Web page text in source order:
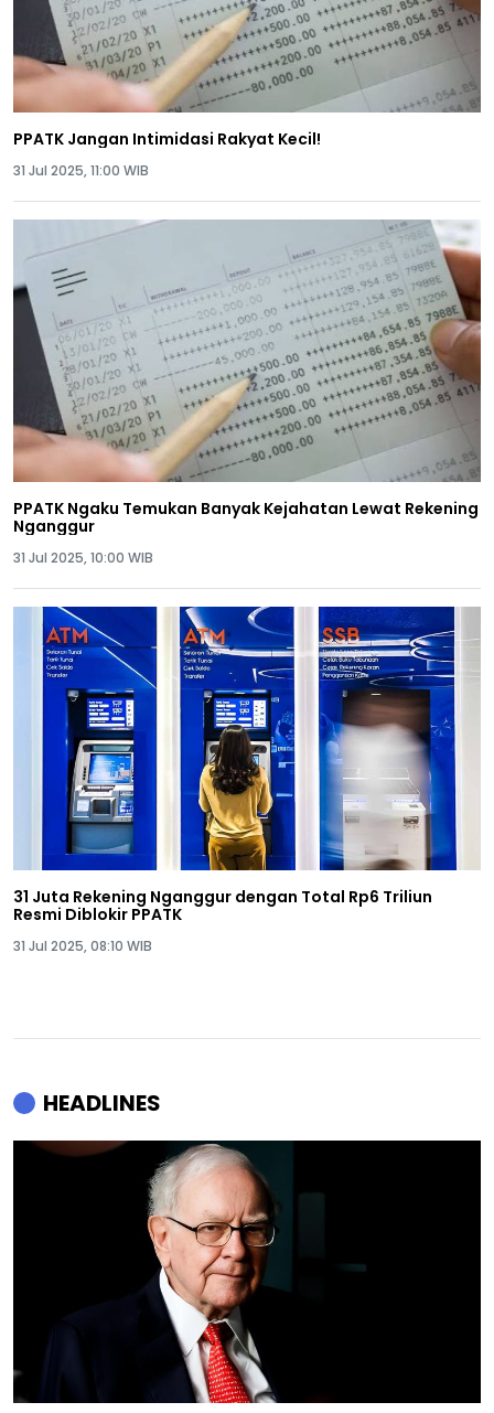
PPATK Jangan Intimidasi Rakyat Kecil!
31 Jul 2025, 11:00 WIB
PPATK Ngaku Temukan Banyak Kejahatan Lewat Rekening
Nganggur
31 Jul 2025, 10:00 WIB
31 Juta Rekening Nganggur dengan Total Rp6 Triliun
Resmi Diblokir PPATK
31 Jul 2025, 08:10 WIB
HEADLINES